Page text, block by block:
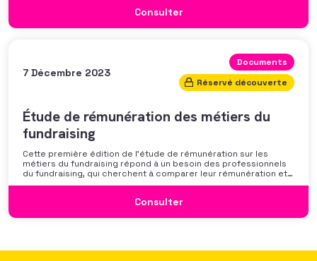
discussion autour des mécanismes
Consulter
7 Décembre 2023
Documents
Réservé découverte
Étude de rémunération des métiers du
fundraising
Cette première édition de l’étude de rémunération sur les
métiers du fundraising répond à un besoin des professionnels
du fundraising, qui cherchent à comparer leur rémunération et à
se positionner. Elle répond également à une préoccupation
des politiques salariales comme un enjeu majeur,
Consulter